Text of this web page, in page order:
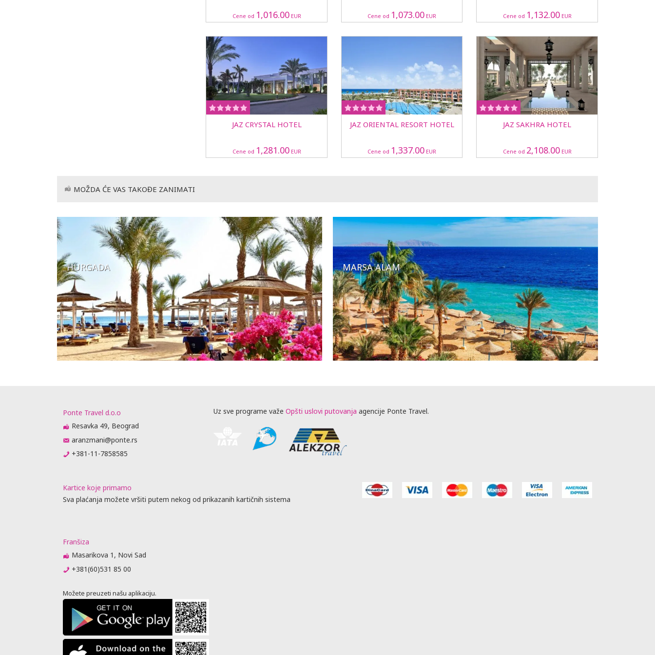
Cene od 1,016.00EUR Cene od 1,073.00 EUR Cene od 1,132.00EUR
JAZ CRYSTAL HOTEL
Cene od 1,281.00EUR
JAZ ORIENTAL RESORT HOTEL
Cene od 1,337.00 EUR
JAZ SAKHRA HOTEL
Cene od 2,108.00EUR
MOŽDA ĆE VAS TAKOĐE ZANIMATI
HURGADA MARSA ALAM
Ponte Travel d.o.o
Resavka 49, Beograd
aranzmani@ponte.rs
+381-11-7858585
Uz sve programe važe Opšti uslovi putovanja agencije Ponte Travel.
Kartice koje primamo
Sva plaćanja možete vršiti putem nekog od prikazanih kartičnih sistema
Franšiza
Masarikova 1, Novi Sad
+381(60)531 85 00
Možete preuzeti našu aplikaciju.